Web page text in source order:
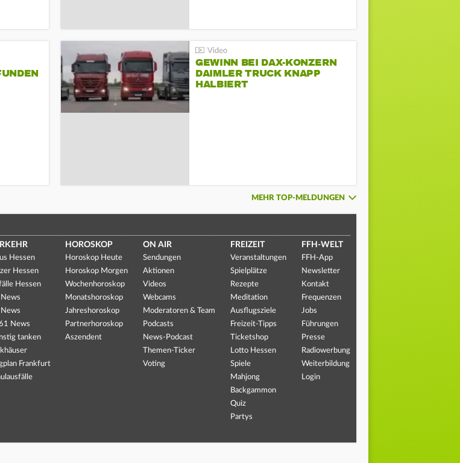
GEWINN BEI DAX-KONZERN
DAIMLER TRUCK KNAPP
HALBIERT
MEHR TOP-MELDUNGEN
Hessen
Hessen
Hessen
News
tanken
Frankfurt
HOROSKOP
Horoskop Heute
Horoskop Morgen
Wochenhoroskop
Monatshoroskop
Jahreshoroskop
Partnerhoroskop
Aszendent
ON AIR
Sendungen
Aktionen
Videos
Webcams
Moderatoren & Team
Podcasts
News-Podcast
Themen-Ticker
Voting
FREIZEIT
Veranstaltungen
Spielplätze
Rezepte
Meditation
Ausflugsziele
Freizeit-Tipps
Ticketshop
Lotto Hessen
Spiele
Mahjong
Backgammon
Quiz
Partys
FFH-WELT
FFH-App
Newsletter
Kontakt
Frequenzen
Jobs
Führungen
Presse
Radiowerbung
Weiterbildung
Login